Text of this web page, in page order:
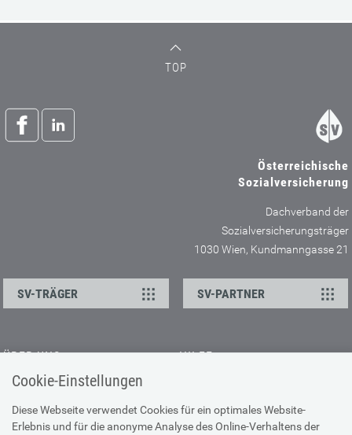
Cookie-Einstellungen
Diese Webseite verwendet Cookies für ein optimales Website-
Erlebnis und für die anonyme Analyse des Online-Verhaltens der
TOP
Österreichische
Sozialversicherung
Dachverband der
Sozialversicherungsträger
1030 Wien, Kundmanngasse 21
SV-TRÄGER SV-PARTNER
ÜBER UNS
Kontakt
Offene Stellen
Presse
HILFE
Browser-Info & Sicherheit
Hilfe zur Suche